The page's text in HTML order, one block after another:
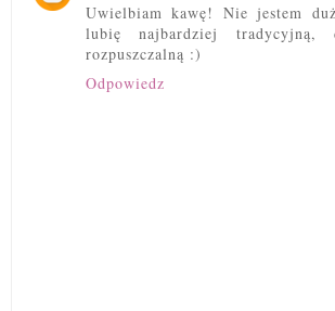
Uwielbiam kawę! Nie jestem
lubię najbardziej tradycyjną,
rozpuszczalną :)
Odpowiedz